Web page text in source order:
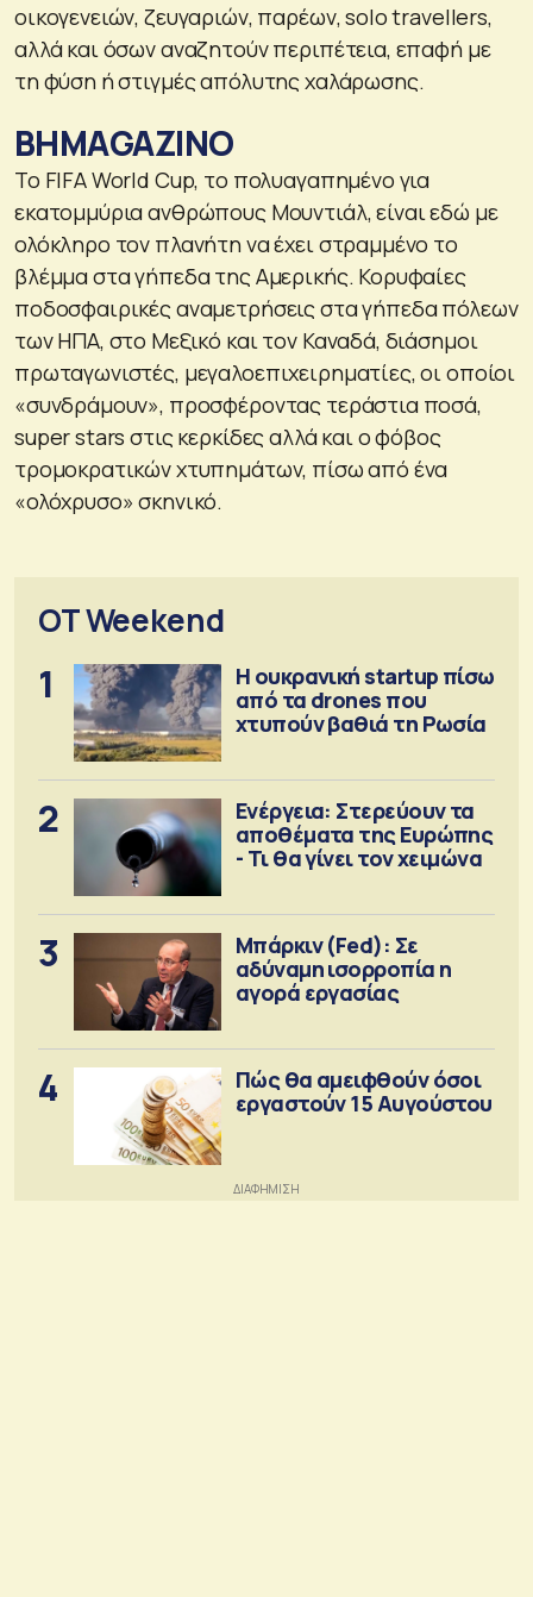
οικογενειών, ζευγαριών, παρέων, solo travellers,
αλλά και όσων αναζητούν περιπέτεια, επαφή με
τη φύση ή στιγμές απόλυτης χαλάρωσης.
ΒΗΜΑGAZINO
Το FIFA World Cup, το πολυαγαπημένο για
εκατομμύρια ανθρώπους Μουντιάλ, είναι εδώ με
ολόκληρο τον πλανήτη να έχει στραμμένο το
βλέμμα στα γήπεδα της Αμερικής. Κορυφαίες
ποδοσφαιρικές αναμετρήσεις στα γήπεδα πόλεων
των ΗΠΑ, στο Μεξικό και τον Καναδά, διάσημοι
πρωταγωνιστές, μεγαλοεπιχειρηματίες, οι οποίοι
«συνδράμουν», προσφέροντας τεράστια ποσά,
super stars στις κερκίδες αλλά και ο φόβος
τρομοκρατικών χτυπημάτων, πίσω από ένα
«ολόχρυσο» σκηνικό.
OT Weekend
1
Η ουκρανική startup πίσω
από τα drones που
χτυπούν βαθιά τη Ρωσία
2
Ενέργεια: Στερεύουν τα
αποθέματα της Ευρώπης
- Τι θα γίνει τον χειμώνα
3
Μπάρκιν (Fed): Σε
αδύναμη ισορροπία η
αγορά εργασίας
4
Πώς θα αμειφθούν όσοι
εργαστούν 15 Αυγούστου